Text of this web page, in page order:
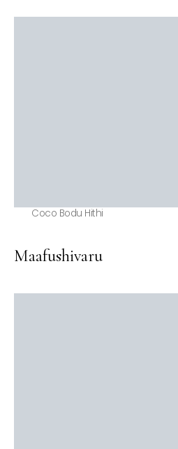
Coco Bodu Hithi
Maafushivaru